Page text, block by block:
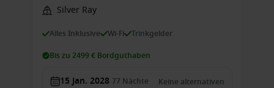
Silver Ray
Alles Inklusive Wi-Fi Trinkgelder
Bis zu 2499 € Bordguthaben
15 Jan. 2028 77 Nächte Keine alternativen